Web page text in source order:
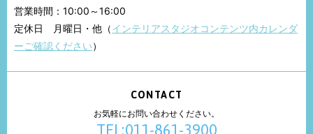
営業時間：10:00～16:00
定休日 月曜日・他（インテリアスタジオコンテンツ内カレンダ
ーご確認ください）
CONTACT
お気軽にお問い合わせください。
TEL:011-861-3900